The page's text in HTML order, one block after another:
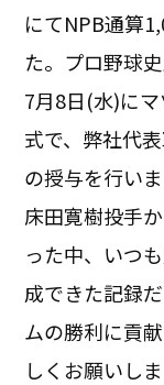
にてNPB通算
た。プロ野球
7月8日(水)に
式で、弊社代
の授与を行いま
床田寛樹投手
った中、いつ
成できた記録
ムの勝利に貢
しくお願いし